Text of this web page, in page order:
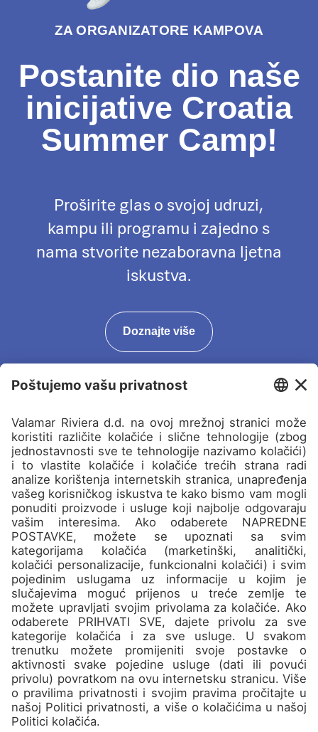
Ne propustite najbolje
destinacije i super ponude u
našem Newsletteru!
ZA ORGANIZATORE KAMPOVA
Postanite dio naše
inicijative Croatia
Summer Camp!
Proširite glas o svojoj udruzi,
kampu ili programu i zajedno s
nama stvorite nezaboravna ljetna
iskustva.
Doznajte više
Kampovi
O nama
Kontakt
Pridružite se